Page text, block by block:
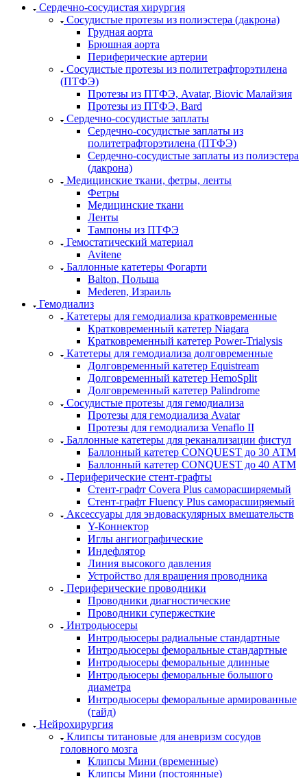
Сердечно-сосудистая хирургия
Сосудистые протезы из полиэстера (дакрона)
Грудная аорта
Брюшная аорта
Периферические артерии
Сосудистые протезы из политетрафторэтилена
(ПТФЭ)
Протезы из ПТФЭ, Avatar, Biovic Малайзия
Протезы из ПТФЭ, Bard
Сердечно-сосудистые заплаты
Сердечно-сосудистые заплаты из
политетрафторэтилена (ПТФЭ)
Сердечно-сосудистые заплаты из полиэстера
(дакрона)
Медицинские ткани, фетры, ленты
Фетры
Медицинские ткани
Ленты
Тампоны из ПТФЭ
Гемостатический материал
Avitene
Баллонные катетеры Фогарти
Balton, Польша
Mederen, Израиль
Гемодиализ
Катетеры для гемодиализа кратковременные
Кратковременный катетер Niagara
Кратковременный катетер Power-Trialysis
Катетеры для гемодиализа долговременные
Долговременный катетер Equistream
Долговременный катетер HemoSplit
Долговременный катетер Palindrome
Сосудистые протезы для гемодиализа
Протезы для гемодиализа Avatar
Протезы для гемодиализа Venaflo II
Баллонные катетеры для реканализации фистул
Баллонный катетер CONQUEST до 30 АТМ
Баллонный катетер CONQUEST до 40 АТМ
Периферические стент-графты
Стент-графт Covera Plus саморасширяемый
Стент-графт Fluency Plus саморасширяемый
Аксессуары для эндоваскулярных вмешательств
Y-Коннектор
Иглы ангиографические
Индефлятор
Линия высокого давления
Устройство для вращения проводника
Периферические проводники
Проводники диагностические
Проводники супержесткие
Интродьюсеры
Интродьюсеры радиальные стандартные
Интродьюсеры феморальные стандартные
Интродьюсеры феморальные длинные
Интродьюсеры феморальные большого
диаметра
Интродьюсеры феморальные армированные
(гайд)
Нейрохирургия
Клипсы титановые для аневризм сосудов
головного мозга
Клипсы Мини (временные)
Клипсы Мини (постоянные)